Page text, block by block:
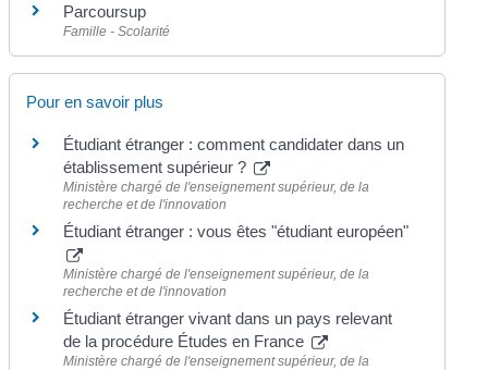
Parcoursup
Famille - Scolarité
Pour en savoir plus
Étudiant étranger : comment candidater dans un
établissement supérieur ?
Ministère chargé de l'enseignement supérieur, de la
recherche et de l'innovation
Étudiant étranger : vous êtes "étudiant européen"
Ministère chargé de l'enseignement supérieur, de la
recherche et de l'innovation
Étudiant étranger vivant dans un pays relevant
de la procédure Études en France
Ministère chargé de l'enseignement supérieur, de la